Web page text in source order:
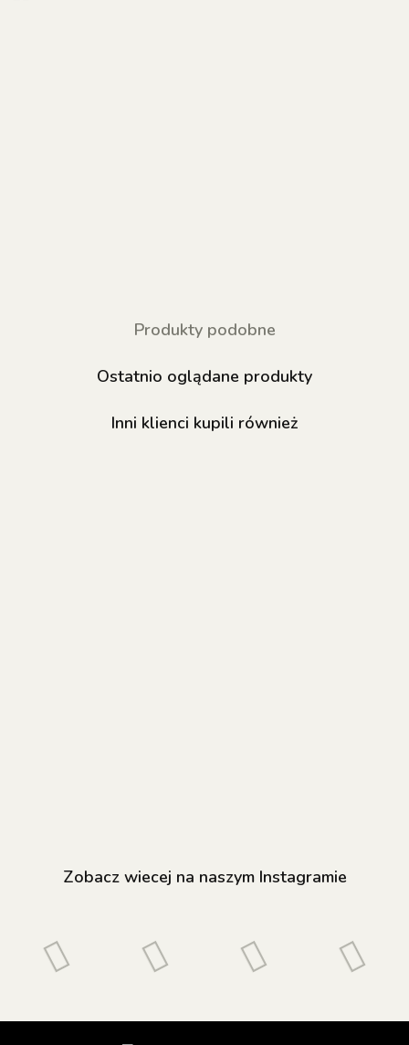
Produkty podobne
Ostatnio oglądane produkty
Inni klienci kupili również
Zobacz wiecej na naszym Instagramie